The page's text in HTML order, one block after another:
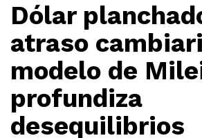
Dólar
atraso
modelo de
profundiza
desequilibrios